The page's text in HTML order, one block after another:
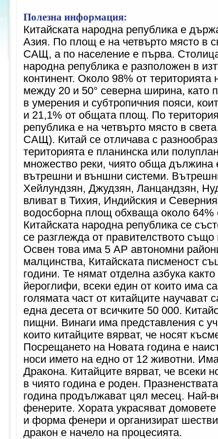
Полезна информация:
Китайската народна република е
Азия. По площ е на четвърто място в
САЩ, а по население е първа.
народна република е разположен в
континент. Около 98% от
между 20 и 50° северна ширина, като
в умерения и субтропичния пояси,
и 21,1% от общата площ. По
република е на четвърто място в
САЩ). Китай се отличава с
територията е планинска или
множество реки, чиято обща дължина
вътрешни и външни системи.
Хейлундзян, Джудзян, Ланцандзян,
вливат в Тихия, Индийския и
водосборна площ обхваща около 64%
Китайската народна република се
се разглежда от правителството
Освен това има 5 АР автономни
малцинства, Китайската писменост
години. Те нямат отделна азбука
йероглифи, всеки един от които има
голямата част от китайците
една десета от всичките 50 000.
пищни. Винаги има представления с
които китайците вярват, че носят
Посрещането на Новата година е
носи името на едно от 12 животни.
Дракона. Китайците вярват, че всеки
в чиято година е роден.
година продължават цял месец. Най-
фенерите. Хората украсяват
и форма фенери и организират
дракон е начело на процесията.